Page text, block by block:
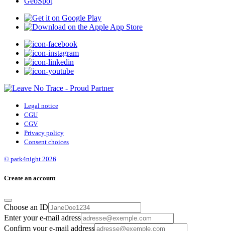
Legal notice
CGU
CGV
Privacy policy
Consent choices
© park4night 2026
Create an account
Choose an ID
Enter your e-mail adress
Confirm your e-mail address